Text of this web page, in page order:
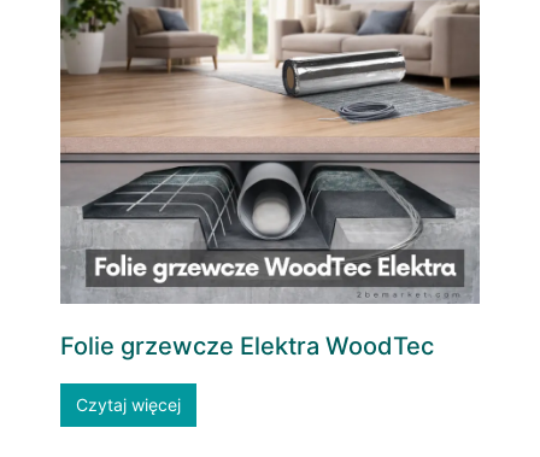
Folie grzewcze Elektra WoodTec
Czytaj więcej